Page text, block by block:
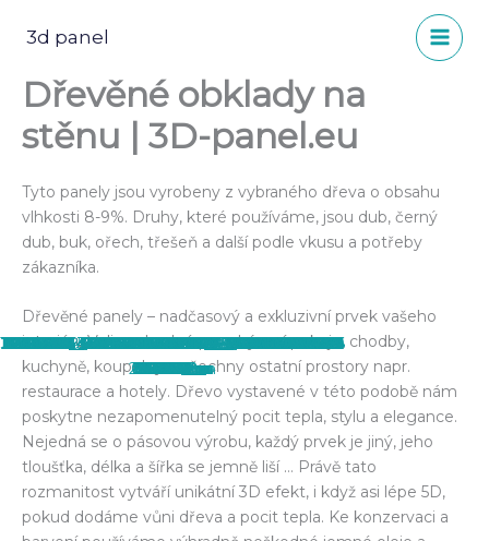
3d panel
Dřevěné obklady na
stěnu | 3D-panel.eu
Tyto panely jsou vyrobeny z vybraného dřeva o obsahu
vlhkosti 8-9%. Druhy, které používáme, jsou dub, černý
dub, buk, ořech, třešeň a další podle vkusu a potřeby
zákazníka.
Dřevěné panely – nadčasový a exkluzivní prvek vašeho
interiéru.Velice vhodné pro obývací pokoje, chodby,
kuchyně, koupelny a všechny ostatní prostory napr.
restaurace a hotely. Dřevo vystavené v této podobě nám
poskytne nezapomenutelný pocit tepla, stylu a elegance.
Nejedná se o pásovou výrobu, každý prvek je jiný, jeho
tloušťka, délka a šířka se jemně liší … Právě tato
rozmanitost vytváří unikátní 3D efekt, i když asi lépe 5D,
pokud dodáme vůni dřeva a pocit tepla. Ke konzervaci a
21740904_713457868865241_2432764689101
145873_o
18921103_661969604014068_847059728479
6823851_o
18814626_658235024387526_3334176570194
79344_o
28576443_800437490167278_895641164178
7967961_n
28577506_800437513500609_397083172120
2003978_n
30716358_825733987637628_228423028449
9112512_n
18422101_647565502121145_49444828015675
31157_o
14322658_526248517586178_46351139532067
65165_n
14610986_545770645633965_4085155277437
658909_n
15319278_567881673422862_3875187983154
963319_n
15338684_568899529987743_363908952804
1102421_n
15284041_569371896607173_4270895771317
357102_n
15037206_557768831100813_4689761411309
083286_n
15978031_587845314759831_1575785490237
996912_n
14354928_530937253783971_7630255925873
908266_n
14595725_541153196095710_814178961113001
2522_n
14600878_540863102791386_153888109929
2975345_n
14469589_536546443223052_3010422260547
100943_n
12705302_440873896123641_6143697268144
777474_n
13495299_491727951038235_29741167218935
03148_n
12472296_461789457365418_4594571618879
459411_n
13615492_499537883590575_2348053954012
086722_n
12801582_460260600851637_5165388352347
038006_n
13321794_481468192064211_18572463600173
52387_n
11244720_356049901272708_1023892874316
636170_o
12248228_413372542207110_7504914001755
215906_o
12238125_420779571466407_2102558329715
073764_o
11255766_362859307258434_230088394626
0569438_o
12371255_442279519316412_54956200161498
43796_o
10006593_339883109556054_602270607669
8762622_n